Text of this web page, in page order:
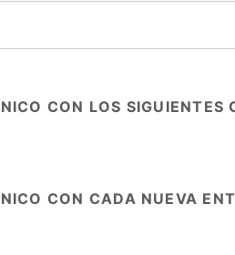
CON LOS SIGUIENTES
CON CADA NUEVA